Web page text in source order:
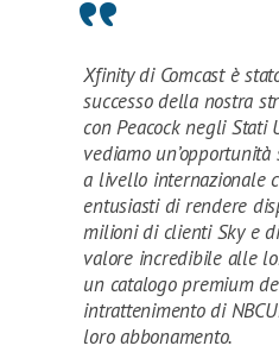
Xfinity di Comcast è
successo della nostra
con Peacock negli Stati
vediamo
a livello internazionale
entusiasti di rendere
milioni di clienti Sky e
valore incredibile alle
un catalogo premium
intrattenimento di
loro abbonamento.